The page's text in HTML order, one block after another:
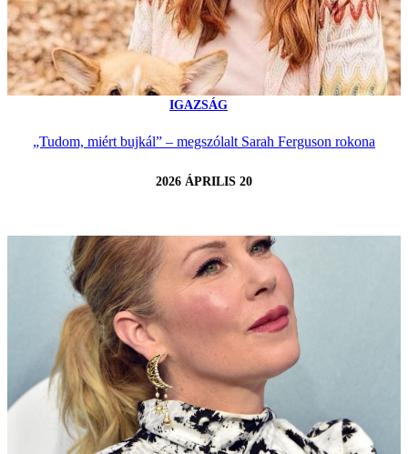
IGAZSÁG
„Tudom, miért bujkál” – megszólalt Sarah Ferguson rokona
2026 ÁPRILIS 20